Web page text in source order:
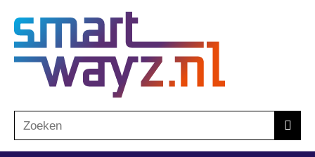
de
inhoud
o
Zoeken